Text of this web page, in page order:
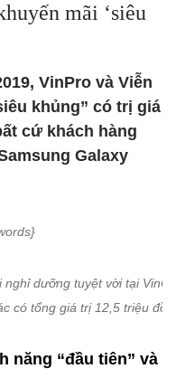
mãi ‘siêu
VinPro và Viễn
khủng” có trị giá
cứ khách hàng
Galaxy
dưỡng tuyệt vời tại
có tổng giá trị 12,5 triệu
năng “đầu tiên” và